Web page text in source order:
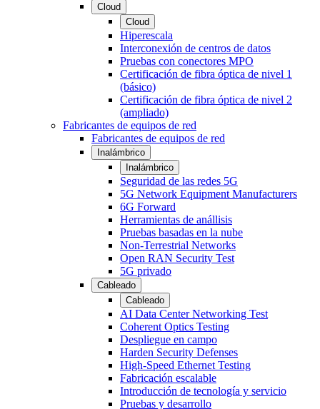
Cloud
Cloud
Hiperescala
Interconexión de centros de datos
Pruebas con conectores MPO
Certificación de fibra óptica de nivel 1
(básico)
Certificación de fibra óptica de nivel 2
(ampliado)
Fabricantes de equipos de red
Fabricantes de equipos de red
Inalámbrico
Inalámbrico
Seguridad de las redes 5G
5G Network Equipment Manufacturers
6G Forward
Herramientas de anállisis
Pruebas basadas en la nube
Non-Terrestrial Networks
Open RAN Security Test
5G privado
Cableado
Cableado
AI Data Center Networking Test
Coherent Optics Testing
Despliegue en campo
Harden Security Defenses
High-Speed Ethernet Testing
Fabricación escalable
Introducción de tecnología y servicio
Pruebas y desarrollo